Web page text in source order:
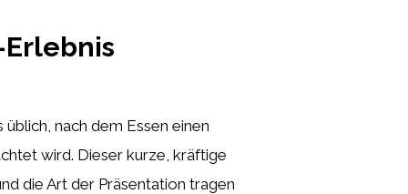
nach dem Essen einen
wird. Dieser kurze, kräftige
die Art der Präsentation tragen